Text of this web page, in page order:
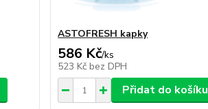
ASTOFRESH kapky
586 Kč/ks
523 Kč bez DPH
Přidat do košíku